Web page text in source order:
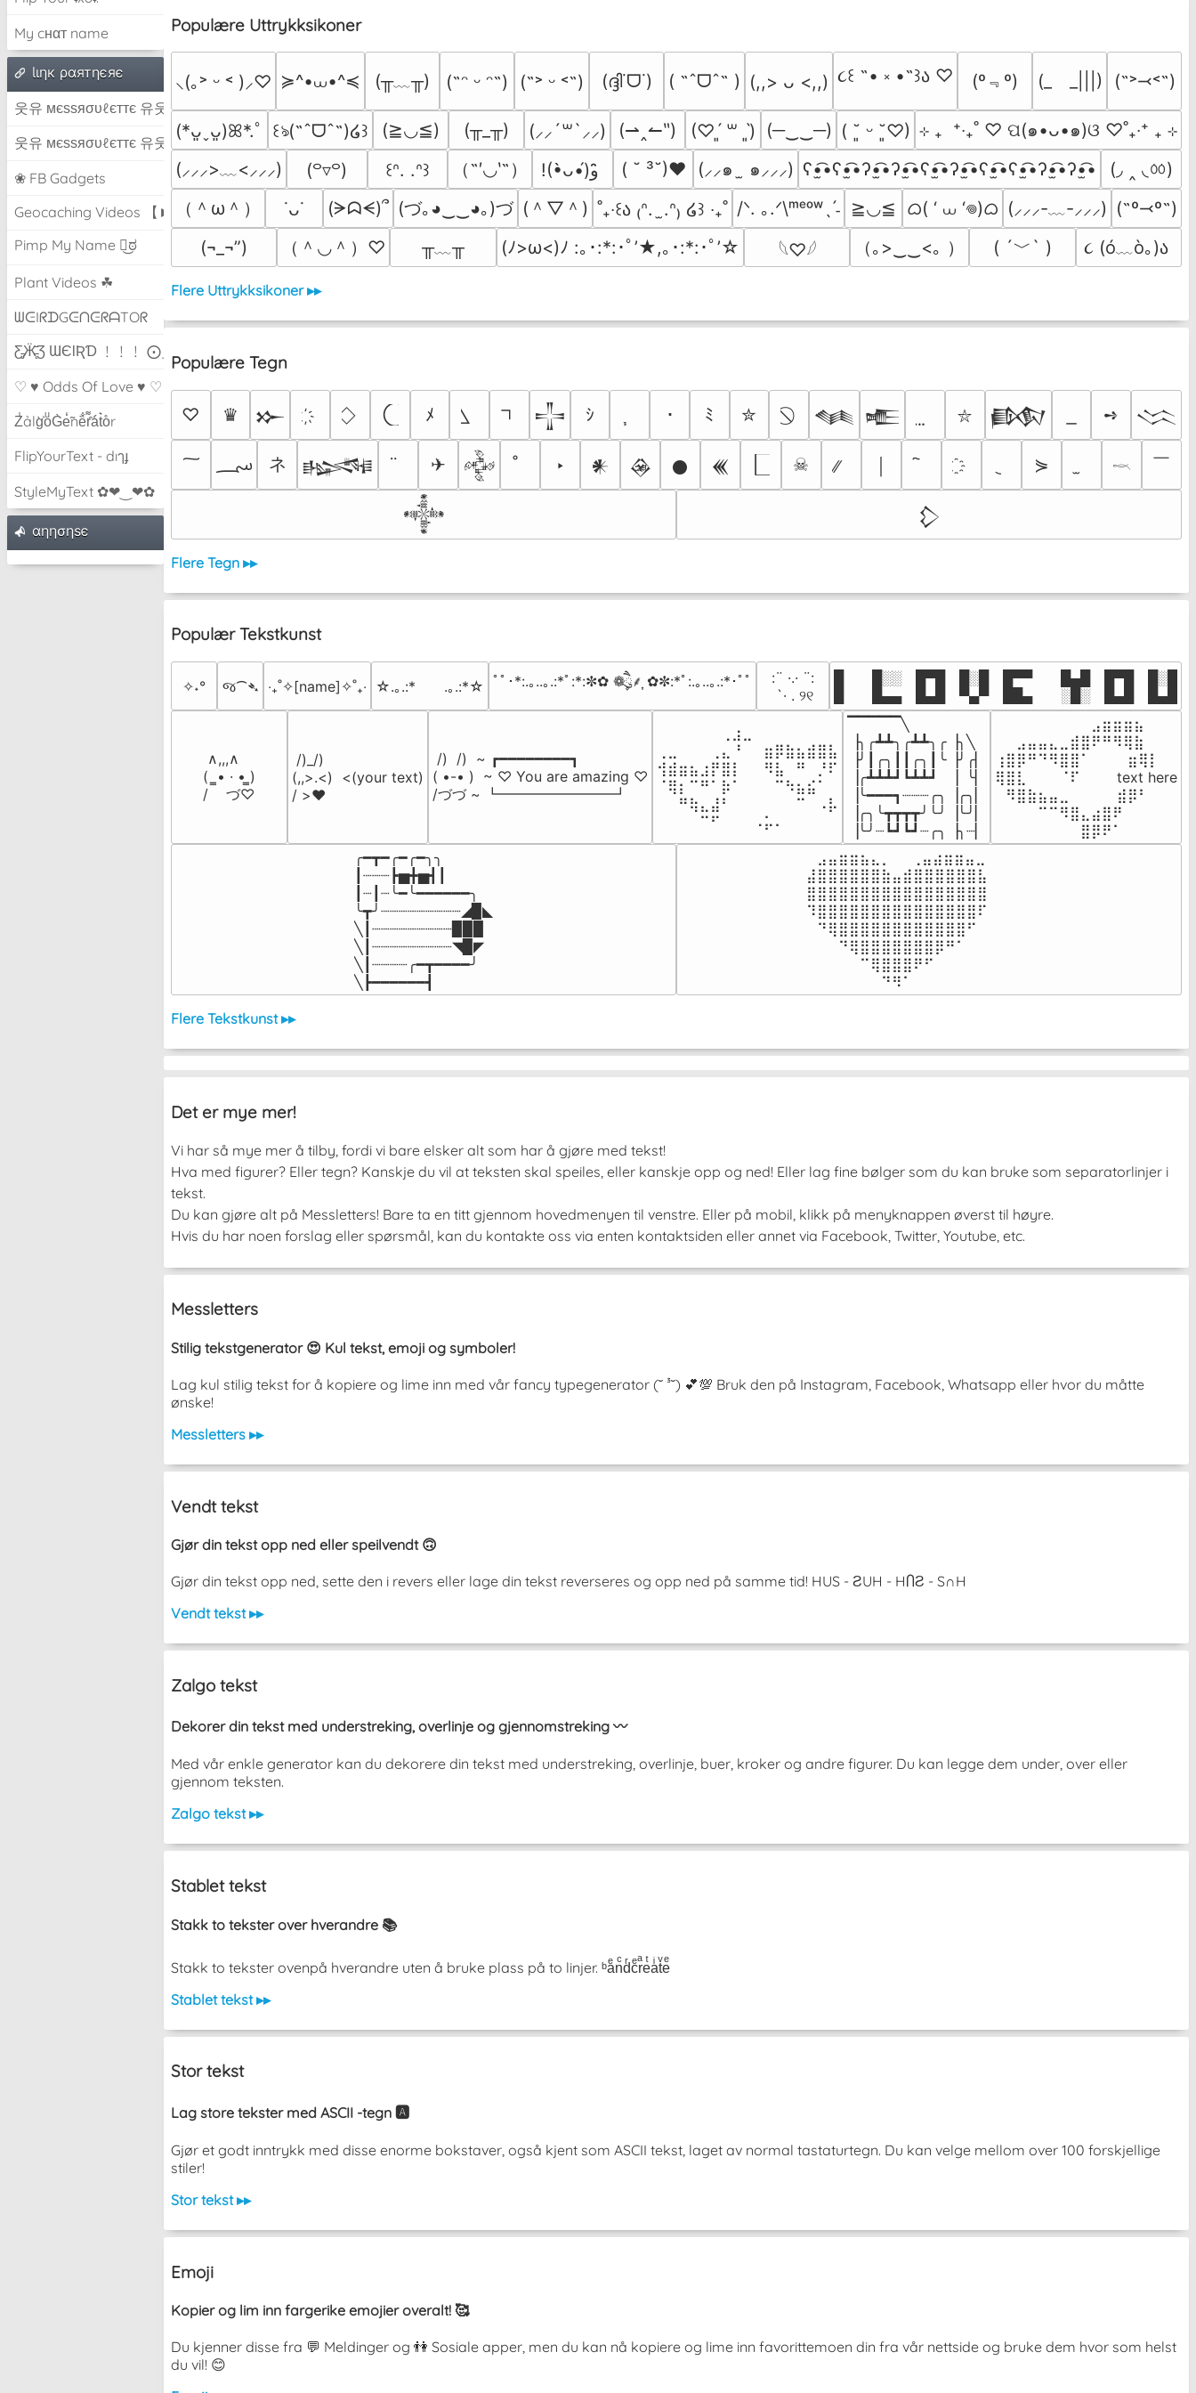
My cнαт name
Ɩιηк ραятηєяє
웃유 мєѕѕяσυℓєттє 유웃
웃유 мєѕѕяσυℓєттє 유웃
❀ FB Gadgets
Geocaching Videos 【►】
Pimp My Name ಠ͜ಠ
Plant Videos ☘
ᗯᕮIᖇᗪGᕮᑎᕮᖇᗩTOᖇ
Ƹ̵̡Ӝ̵̨̄Ʒ ƜЄƖƦƊ ﹗﹗﹗ ⨀_⨀
♡ ♥ Odds Of Love ♥ ♡
Z̾ảlg̀͐oͧG̀e̒̃nȅ̐r͌̑á͑t͛o̊r
FlipYourText - dıๅɟ
StyleMyText ✿❤‿❤✿
αηησηѕє
Populære Uttrykksikoner
⸜(｡˃ ᵕ ˂ )⸝♡ ≽^•⩊•^≼ (╥﹏╥) (˶ᵔ ᵕ ᵔ˶) (˶˃ ᵕ ˂˶) (ദ്ദി˙ᗜ˙) ( ˶ˆᗜˆ˵ ) (,,> ᴗ <,,) ૮꒰ ˶• ༝ •˶꒱ა ♡ (º﹃º) (_　_|||) (˶˃⤙˂˶)
(*ᴗ͈ˬᴗ͈)ꕤ*.ﾟ ꒰ঌ(˶ˆᗜˆ˵)໒꒱ (≧◡≦) (╥_╥) (⸝⸝´꒳`⸝⸝) (⇀‸↼‶) (♡ˊ͈ ꒳ ˋ͈) (─‿‿─) ( ˘͈ ᵕ ˘͈♡) ⊹ ₊  ⁺‧₊˚ ♡ ପ(๑•ᴗ•๑)ଓ ♡˚₊‧⁺ ₊ ⊹
(⸝⸝⸝>﹏<⸝⸝⸝)
(꒪▿꒪) ꒰ᐢ. .ᐢ꒱ （˶′◡‵˶） ( ˘ ³˘)♥ (⸝⸝๑  ̫ ๑⸝⸝⸝) ʕ•̫͡•ʕ•̫͡•ʔ•̫͡•ʔ•̫͡•ʕ•̫͡•ʔ•̫͡•ʕ•̫͡•ʕ•̫͡•ʔ•̫͡•ʔ•̫͡•
(◞ ‸ ◟ㆀ)
（＾ω＾）
˙ᴗ˙ (ᗒᗣᗕ)՞ (づ｡◕‿‿◕｡)づ (＾▽＾) ˚₊‧꒰ა ₍ᐢ.  ̫.ᐢ₎ ໒꒱ ‧₊˚ /ᐠ. ｡.ᐟ\ᵐᵉᵒʷˎˊ˗ ≧◡≦ ᜊ( ‘ ⩊ ‘𖦹)ᜊ (⸝⸝⸝-﹏-⸝⸝⸝) (˶º⤙º˶)
(¬_¬”)
（＾◡＾）♡ ╥﹏╥ (ﾉ>ω<)ﾉ :｡･:*:･ﾟ’★,｡･:*:･ﾟ’☆ 𓆩♡𓆪 （｡>‿‿<｡ ） ( ´﹀` ) ૮ (ó﹏ò｡)ა
Flere Uttrykksikoner ▸▸
Populære Tegn
♡ ♛ 𒁍 ﾒ 𒋲 ｼ ･ ﾐ ✮ 𒈝 𒍫 ⛥ 𒁃 ➺ 𒈱
؄ ネ 𒈙 ✈ 𒅒 ‣ 𒀭 𒊲 𒊹 𒌍 ☠ ⋟ 𓎖 ￣
𒀱 𒁷
Flere Tegn ▸▸
Populær Tekstkunst
✧˖° જ⁀➴ ‎‧₊˚✧[name]✧˚₊‧ ☆.｡.:*　　.｡.:*☆ ﾟﾟ･*:.｡..｡.:*ﾟ:*:✼✿ ❁ཻུ۪۪⸙͎ ✿✼:*ﾟ:.｡..｡.:*･ﾟﾟ
⠀:¨ ·.· ¨:⠀
⠀ `· . ୨୧⠀
█  █░░ █▀█ █░█ █▀▀  █▄█ █▀█ █░█
█  █▄▄ █▄█ ▀▄▀ ██▄  ░█░ █▄█ █▄█
∧,,,∧
(  ̳• · • ̳)
/    づ♡
/)_/)
(,,>.<)  <(your text)
/ >❤️
/)  /)  ~ ┏━━━━━━━━┓
( •-• )  ~ ♡ You are amazing ♡
/づづ ~ ┗━━━━━━━━┛
⠀⠀⠀⠀⠀⠀⢀⣰⣀⠀⠀⠀⠀⠀⠀⠀⠀
⢀⣀⠀⠀⠀⢀⣄⠘⠀⠀⣶⡿⣷⣦⣾⣿⣧
⢺⣾⣶⣦⣰⡟⣿⡇⠀⠀⠻⣧⠀⠛⠀⡘⠏
⠈⢿⡆⠉⠛⠁⡷⠁⠀⠀⠀⠉⠳⣦⣮⠁⠀
⠀⠀⠛⢷⣄⣼⠃⠀⠀⠀⠀⠀⠀⠉⠀⠠⡧
⠀⠀⠀⠀⠉⠋⠀⠀⠀⠠⡥⠄⠀⠀⠀⠀⠀
▔▔▔▔▔╲
▕╮╭┻┻╮╭┻┻╮╭▕╮╲
▕╯┃╭╮┃┃╭╮┃╰▕╯╭▏
▕╭┻┻┻┛┗┻┻┛  ▕  ╰▏
▕╰━━━┓┈┈┈╭╮▕╭╮▏
▕╭╮╰┳┳┳┳╯╰╯▕╰╯▏
▕╰╯┈┗┛┗┛┈╭╮▕╮┈▏
⠀⠀⠀⠀⠀⠀⠀⠀⠀⣠⣶⣶⣶⣦⠀⠀
⠀⠀⣠⣤⣤⣄⣀⣾⣿⠟⠛⠻⢿⣷⠀
⢰⣿⡿⠛⠙⠻⣿⣿⠁⠀⠀ ⠀⣶⢿⡇
⢿⣿⣇⠀⠀⠀⠈⠏⠀⠀⠀ text here
⠀⠻⣿⣷⣦⣤⣀⠀⠀⠀ ⠀⣾⡿⠃⠀
⠀⠀⠀⠀⠉⠉⠻⣿⣄⣴⣿⠟⠀⠀⠀
⠀⠀⠀⠀⠀⠀⠀⠀⣿⡿⠟⠁⠀⠀⠀
╭━┳━╭━╭━╮╮
┃┈┈┈┣▅╋▅┫┃
┃┈┃┈╰━╰━━━━━━╮
╰┳╯┈┈┈┈┈┈┈┈┈◢▉◣
╲┃┈┈┈┈┈┈┈┈┈▉▉▉
╲┃┈┈┈┈┈┈┈┈┈◥▉◤
╲┃┈┈┈┈╭━┳━━━━╯
╲┣━━━━━━┫﻿
⠀⣠⣤⣶⣶⣦⣄⡀  ⠀⢀⣤⣴⣶⣶⣤⣀⠀
⣼⣿⣿⣿⣿⣿⣿⣷⣤⣾⣿⣿⣿⣿⣿⣿⣧
⣿⣿⣿⣿⣿⣿⣿⣿⣿⣿⣿⣿⣿⣿⣿⣿⣿
⠹⣿⣿⣿⣿⣿⣿⣿⣿⣿⣿⣿⣿⣿⣿⣿⠏
⠀⠙⢿⣿⣿⣿⣿⣿⣿⣿⣿⣿⣿⣿⣿⠋⠀
⠀⠀⠀⠙⢿⣿⣿⣿⣿⣿⣿⣿⡿⠛⠁⠀⠀
⠀⠀⠀⠀⠀⠉⢿⣿⣿⣿⠟⠋⠀⠀⠀⠀⠀
⠀⠀⠀⠀⠀⠀⠀⠙⠻⠁⠀⠀⠀⠀⠀⠀⠀⠀⠀⠀⠀⠀⠀
Flere Tekstkunst ▸▸
Det er mye mer!
Vi har så mye mer å tilby, fordi vi bare elsker alt som har å gjøre med tekst!
Hva med figurer? Eller tegn? Kanskje du vil at teksten skal speiles, eller kanskje opp og ned! Eller lag fine bølger som du kan bruke som separatorlinjer i
tekst.
Du kan gjøre alt på Messletters! Bare ta en titt gjennom hovedmenyen til venstre. Eller på mobil, klikk på menyknappen øverst til høyre.
Hvis du har noen forslag eller spørsmål, kan du kontakte oss via enten kontaktsiden eller annet via Facebook, Twitter, Youtube, etc.
Messletters
Stilig tekstgenerator 😍 Kul tekst, emoji og symboler!
Lag kul stilig tekst for å kopiere og lime inn med vår fancy typegenerator (˘ ³˘) 💕💯 Bruk den på Instagram, Facebook, Whatsapp eller hvor du måtte
ønske!
Messletters ▸▸
Vendt tekst
Gjør din tekst opp ned eller speilvendt 🙃
Gjør din tekst opp ned, sette den i revers eller lage din tekst reverseres og opp ned på samme tid! HUS - ƧUH - HႶƧ - S∩H
Vendt tekst ▸▸
Zalgo tekst
Dekorer din tekst med understreking, overlinje og gjennomstreking 〰️
Med vår enkle generator kan du dekorere din tekst med understreking, overlinje, buer, kroker og andre figurer. Du kan legge dem under, over eller
gjennom teksten.
Zalgo tekst ▸▸
Stablet tekst
Stakk to tekster over hverandre 📚
Stakk to tekster ovenpå hverandre uten å bruke plass på to linjer. ᵇaͤnͨdͬcͤrͣeͭaͥtͮeͤ
Stablet tekst ▸▸
Stor tekst
Lag store tekster med ASCII -tegn 🅰️
Gjør et godt inntrykk med disse enorme bokstaver, også kjent som ASCII tekst, laget av normal tastaturtegn. Du kan velge mellom over 100 forskjellige
stiler!
Stor tekst ▸▸
Emoji
Kopier og lim inn fargerike emojier overalt! 🥰
Du kjenner disse fra 💬 Meldinger og 👫 Sosiale apper, men du kan nå kopiere og lime inn favorittemoen din fra vår nettside og bruke dem hvor som helst
du vil! 😊